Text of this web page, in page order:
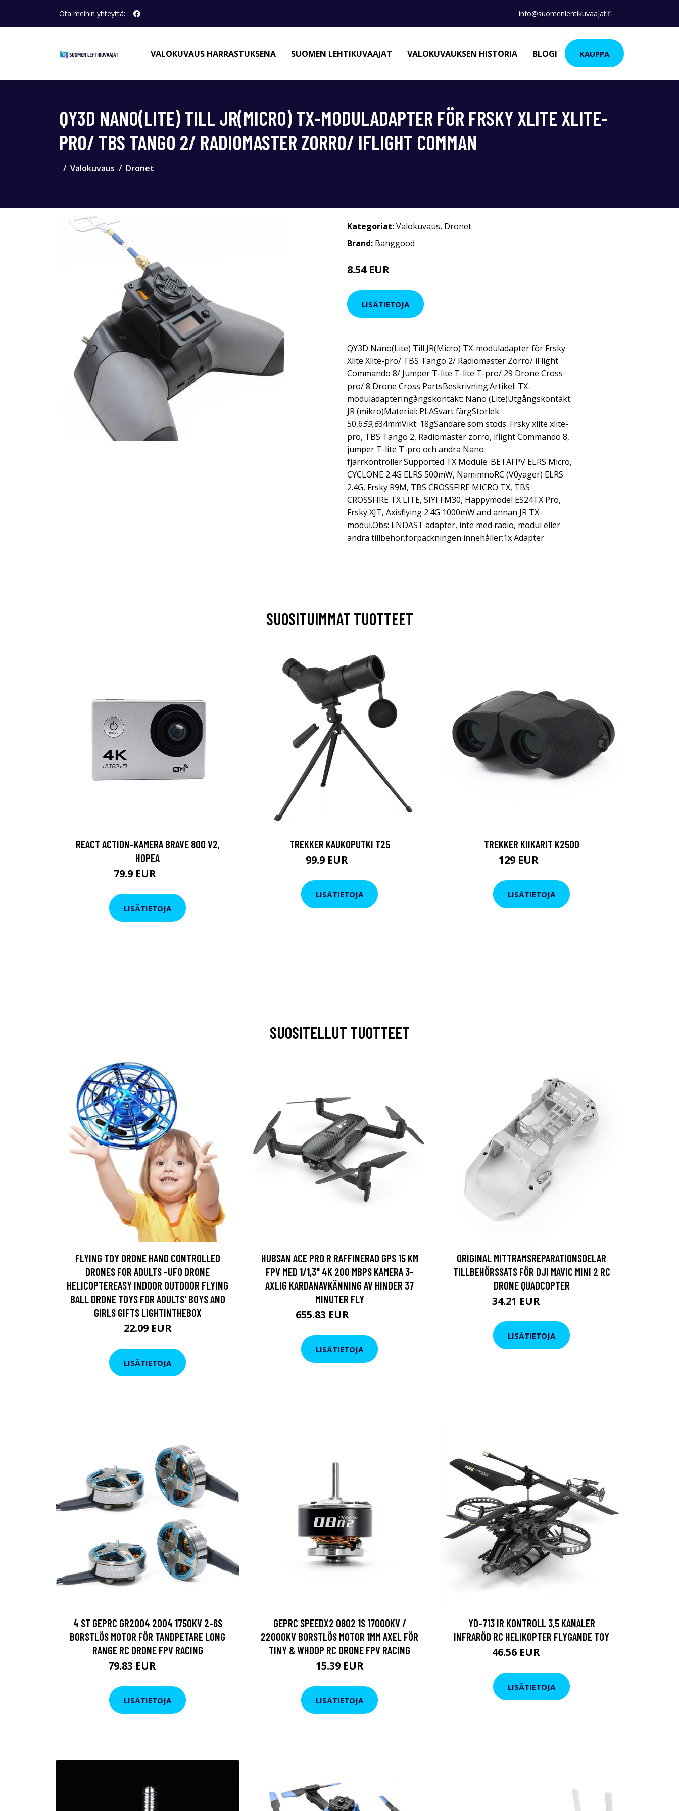
Ota meihin yhteyttä: info@suomenlehtikuvaajat.fi
VALOKUVAUS HARRASTUKSENA SUOMEN LEHTIKUVAAJAT VALOKUVAUKSEN HISTORIA BLOGI KAUPPA
QY3D NANO(LITE) TILL JR(MICRO) TX-MODULADAPTER FÖR FRSKY XLITE XLITE-
PRO/ TBS TANGO 2/ RADIOMASTER ZORRO/ IFLIGHT COMMAN
Valokuvaus Dronet
Kategoriat:Valokuvaus, Dronet
Brand: Banggood
8.54 EUR
LISÄTIETOJA
QY3D Nano(Lite) Till JR(Micro) TX-moduladapter för Frsky
Xlite Xlite-pro/ TBS Tango 2/ Radiomaster Zorro/ iFlight
Commando 8/ Jumper T-lite T-lite T-pro/ 29 Drone Cross-
pro/ 8 Drone Cross PartsBeskrivning:Artikel: TX-
moduladapterIngångskontakt: Nano (Lite)Utgångskontakt:
JR (mikro)Material: PLASvart färgStorlek:
50,659,634mmVikt: 18gSändare som stöds: Frsky xlite xlite-
pro, TBS Tango 2, Radiomaster zorro, iflight Commando 8,
jumper T-lite T-pro och andra Nano
fjärrkontroller.Supported TX Module: BETAFPV ELRS Micro,
CYCLONE 2.4G ELRS 500mW, NamimnoRC (V0yager) ELRS
2.4G, Frsky R9M, TBS CROSSFIRE MICRO TX, TBS
CROSSFIRE TX LITE, SIYI FM30, Happymodel ES24TX Pro,
Frsky XJT, Axisflying 2.4G 1000mW and annan JR TX-
modul.Obs: ENDAST adapter, inte med radio, modul eller
andra tillbehör.förpackningen innehåller:1x Adapter
SUOSITUIMMAT TUOTTEET
REACT ACTION-KAMERA BRAVE 800 V2,
HOPEA
79.9 EUR
LISÄTIETOJA
TREKKER KAUKOPUTKI T25
99.9 EUR
LISÄTIETOJA
TREKKER KIIKARIT K2500
129 EUR
LISÄTIETOJA
SUOSITELLUT TUOTTEET
FLYING TOY DRONE HAND CONTROLLED
DRONES FOR ADULTS -UFO DRONE
HELICOPTEREASY INDOOR OUTDOOR FLYING
BALL DRONE TOYS FOR ADULTS' BOYS AND
GIRLS GIFTS LIGHTINTHEBOX
22.09 EUR
LISÄTIETOJA
HUBSAN ACE PRO R RAFFINERAD GPS 15 KM
FPV MED 1/1,3" 4K 200 MBPS KAMERA 3-
AXLIG KARDANAVKÄNNING AV HINDER 37
MINUTER FLY
655.83 EUR
LISÄTIETOJA
ORIGINAL MITTRAMSREPARATIONSDELAR
TILLBEHÖRSSATS FÖR DJI MAVIC MINI 2 RC
DRONE QUADCOPTER
34.21 EUR
LISÄTIETOJA
4 ST GEPRC GR2004 2004 1750KV 2-6S
BORSTLÖS MOTOR FÖR TANDPETARE LONG
RANGE RC DRONE FPV RACING
79.83 EUR
LISÄTIETOJA
GEPRC SPEEDX2 0802 1S 17000KV /
22000KV BORSTLÖS MOTOR 1MM AXEL FÖR
TINY & WHOOP RC DRONE FPV RACING
15.39 EUR
LISÄTIETOJA
YD-713 IR KONTROLL 3,5 KANALER
INFRARÖD RC HELIKOPTER FLYGANDE TOY
46.56 EUR
LISÄTIETOJA